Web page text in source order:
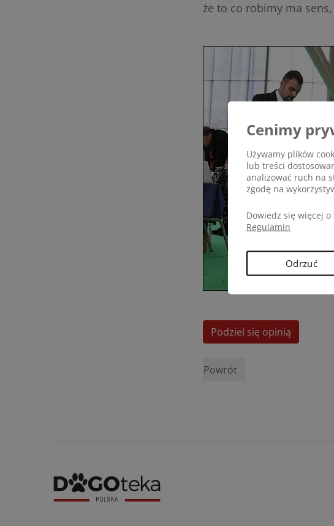
że to co robimy ma
Podziel się opinią
Powrót
Cenimy
Używamy plików
lub treści
analizować ruch na
zgodę na
Dowiedz się więcej
Regulamin
Odrzuć